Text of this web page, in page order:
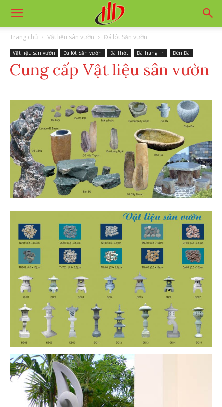
Trang chủ Vật liệu sân vườn Đá lót Săn vườn
Vật liệu sân vườn Đá lót Săn vườn Đá Thớt Đá Trang Trí Đèn Đá
Cung cấp Vật liệu sân vườn